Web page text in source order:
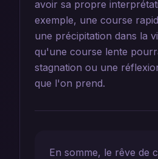
avoir sa propre
exemple, une course
une précipitation dans la
qu'une course lente
stagnation ou une
que l'on prend.
En somme, le rêve de